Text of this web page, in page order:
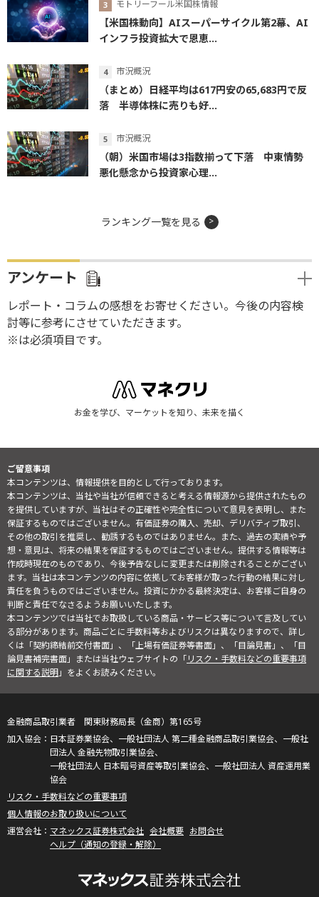
モトリーフール米国株情報
【米国株動向】AIスーパーサイクル第2幕、AI
インフラ投資拡大で恩恵...
市況概況
（まとめ）日経平均は617円安の65,683円で反
落 半導体株に売りも好...
市況概況
（朝）米国市場は3指数揃って下落 中東情勢
悪化懸念から投資家心理...
ランキング一覧を見る
アンケート
レポート・コラムの感想をお寄せください。今後の内容検
討等に参考にさせていただきます。
※は必須項目です。
お金を学び、マーケットを知り、未来を描く
ご留意事項
本コンテンツは、情報提供を目的として行っております。
本コンテンツは、当社や当社が信頼できると考える情報源から提供されたもの
を提供していますが、当社はその正確性や完全性について意見を表明し、また
保証するものではございません。有価証券の購入、売却、デリバティブ取引、
その他の取引を推奨し、勧誘するものではありません。また、過去の実績や予
想・意見は、将来の結果を保証するものではございません。提供する情報等は
作成時現在のものであり、今後予告なしに変更または削除されることがござい
ます。当社は本コンテンツの内容に依拠してお客様が取った行動の結果に対し
責任を負うものではございません。投資にかかる最終決定は、お客様ご自身の
判断と責任でなさるようお願いいたします。
本コンテンツでは当社でお取扱している商品・サービス等について言及してい
る部分があります。商品ごとに手数料等およびリスクは異なりますので、詳し
くは「契約締結前交付書面」、「上場有価証券等書面」、「目論見書」、「目
論見書補完書面」または当社ウェブサイトの「リスク・手数料などの重要事項
に関する説明」をよくお読みください。
金融商品取引業者 関東財務局長（金商）第165号
日本証券業協会、一般社団法人 第二種金融商品取引業協会、一般社
団法人 金融先物取引業協会、
一般社団法人 日本暗号資産等取引業協会、一般社団法人 資産運用業
協会
リスク・手数料などの重要事項
個人情報のお取り扱いについて
マネックス証券株式会社 会社概要 お問合せ
ヘルプ（通知の登録・解除）